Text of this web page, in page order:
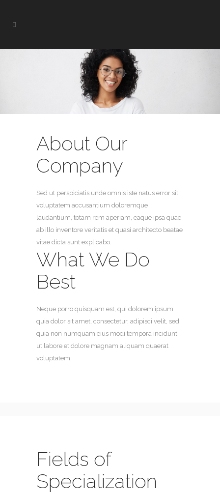
About Our
Company
Sed ut perspiciatis unde omnis iste natus error sit
voluptatem accusantium doloremque
laudantium, totam rem aperiam, eaque ipsa quae
ab illo inventore veritatis et quasi architecto beatae
vitae dicta sunt explicabo.
What We Do
Best
Neque porro quisquam est, qui dolorem ipsum
quia dolor sit amet, consectetur, adipisci velit, sed
quia non numquam eius modi tempora incidunt
ut labore et dolore magnam aliquam quaerat
voluptatem.
Fields of
Specialization